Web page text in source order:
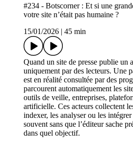
#234 - Botscorner : Et si une
votre site n’était pas humaine ?
15/01/2026
45 min
Quand un site de presse publie un
uniquement par des lecteurs. Une
est en réalité consultée par des
parcourent automatiquement les
outils de veille, entreprises,
artificielle. Ces acteurs collectent
indexer, les analyser ou les
souvent sans que l’éditeur sache
dans quel objectif.